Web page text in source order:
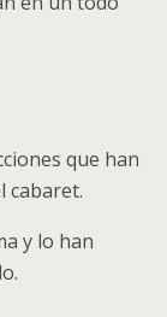
que han
cabaret.
y lo han